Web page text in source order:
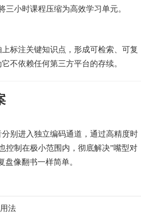
小时课程压缩为高效学习单元。
标注关键知识点，形成可检索、可复
不依赖任何第三方平台的存续。
别进入独立编码通道，通过高精度时
控制在极小范围内，彻底解决”嘴型对
像翻书一样简单。
法